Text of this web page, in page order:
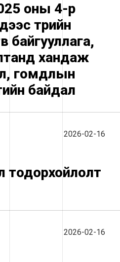
оны 4-р
төрийн
байгууллага,
хандаж
гомдлын
байдал
2026-02-16
тодорхойлолт
2026-02-16